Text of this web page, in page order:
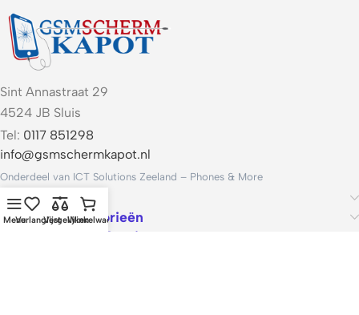
Sint Annastraat 29
4524 JB Sluis
Tel: 0117 851298
info@gsmschermkapot.nl
Onderdeel van ICT Solutions Zeeland – Phones & More
Handige links
Populaire categorieën
Voorwaarden & Service
MenuVerlanglijstVergelijkenWinkelwagen